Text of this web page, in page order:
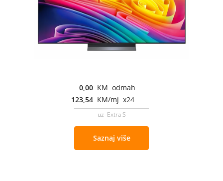
0,00 KM odmah
123,54 KM/mj x24
uz Extra S
Saznaj više